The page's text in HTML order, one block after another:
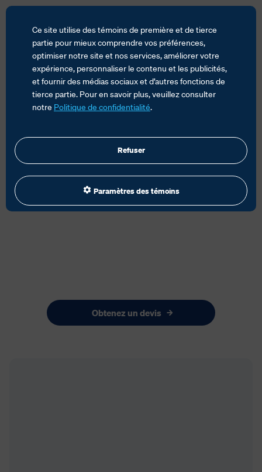
Ce site utilise des témoins de première et de tierce
partie pour mieux comprendre vos préférences,
optimiser notre site et nos services, améliorer votre
expérience, personnaliser le contenu et les publicités,
et fournir des médias sociaux et d’autres fonctions de
tierce partie. Pour en savoir plus, veuillez consulter
notre Politique de confidentialité.
Refuser
Paramètres des témoins
ACCUEIL SERVICES
TRANSPORT DE VÉHICULES
COMMERCIAL & ENTREPRISE
Obtenez un devis